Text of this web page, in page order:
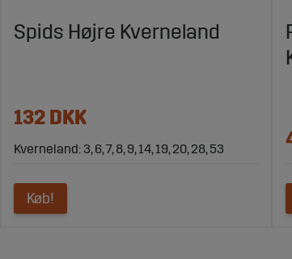
Spids Højre Kverneland
132 DKK
Kverneland: 3, 6, 7, 8, 9, 14, 19, 20, 28, 53
Køb!